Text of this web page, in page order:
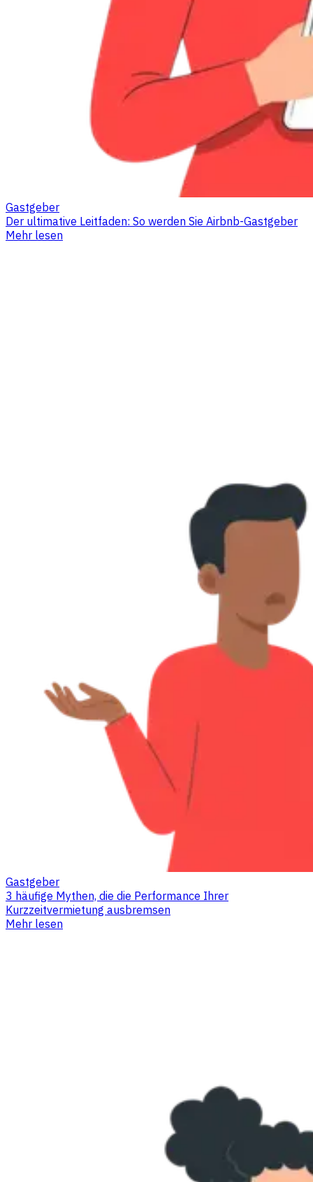
Gastgeber
Der ultimative Leitfaden: So werden Sie Airbnb-Gastgeber
Mehr lesen
Gastgeber
3 häufige Mythen, die die Performance Ihrer
Kurzzeitvermietung ausbremsen
Mehr lesen